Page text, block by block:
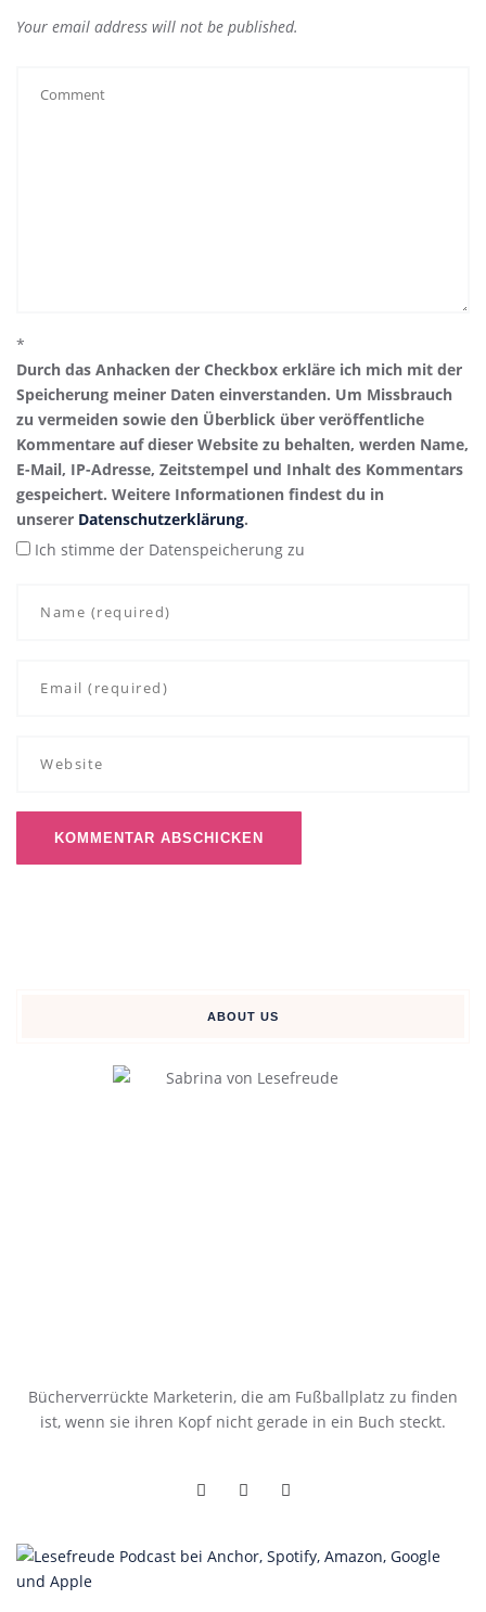
Your email address will not be published.
*
Durch das Anhacken der Checkbox erkläre ich mich mit der
Speicherung meiner Daten einverstanden. Um Missbrauch
zu vermeiden sowie den Überblick über veröffentliche
Kommentare auf dieser Website zu behalten, werden Name,
E-Mail, IP-Adresse, Zeitstempel und Inhalt des Kommentars
gespeichert. Weitere Informationen findest du in
unserer Datenschutzerklärung.
Ich stimme der Datenspeicherung zu
ABOUT US
Bücherverrückte Marketerin, die am Fußballplatz zu finden
ist, wenn sie ihren Kopf nicht gerade in ein Buch steckt.